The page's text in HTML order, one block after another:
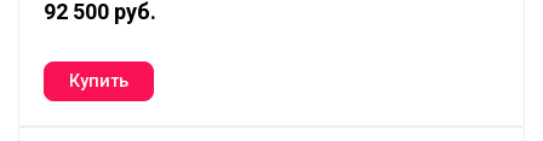
92 500 руб.